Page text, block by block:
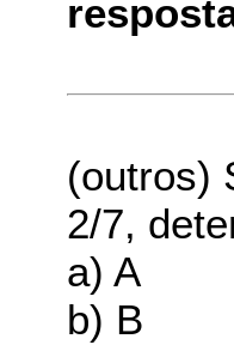
(outros)
2/7,
a) A
b) B